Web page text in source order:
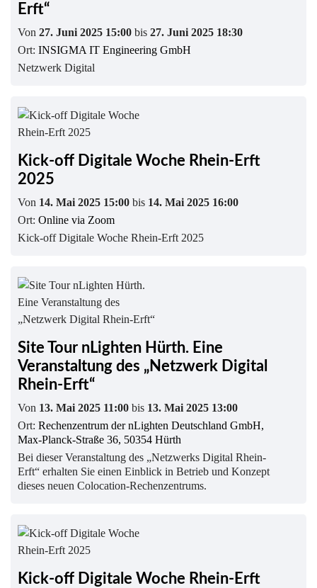
Erft“
Von 27. Juni 2025 15:00 bis 27. Juni 2025 18:30
Ort: INSIGMA IT Engineering GmbH
Netzwerk Digital
Kick-off Digitale Woche Rhein-Erft
2025
Von 14. Mai 2025 15:00 bis 14. Mai 2025 16:00
Ort: Online via Zoom
Kick-off Digitale Woche Rhein-Erft 2025
Site Tour nLighten Hürth. Eine
Veranstaltung des „Netzwerk Digital
Rhein-Erft“
Von 13. Mai 2025 11:00 bis 13. Mai 2025 13:00
Ort: Rechenzentrum der nLighten Deutschland GmbH,
Max-Planck-Straße 36, 50354 Hürth
Bei dieser Veranstaltung des „Netzwerks Digital Rhein-
Erft“ erhalten Sie einen Einblick in Betrieb und Konzept
dieses neuen Colocation-Rechenzentrums.
Kick-off Digitale Woche Rhein-Erft